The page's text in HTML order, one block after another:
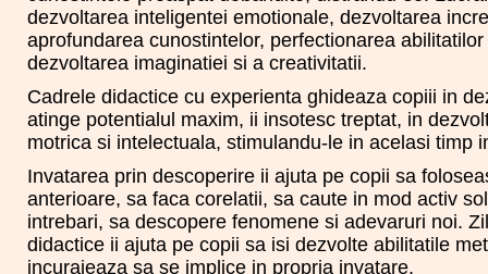
dezvoltarea inteligentei emotionale, dezvoltarea
aprofundarea cunostintelor, perfectionarea
dezvoltarea imaginatiei si a creativitatii.
Cadrele didactice cu experienta ghideaza copiii in
atinge potentialul maxim, ii insotesc treptat, in
motrica si intelectuala, stimulandu-le in acelasi timp
Invatarea prin descoperire ii ajuta pe copii sa
anterioare, sa faca corelatii, sa caute in mod activ
intrebari, sa descopere fenomene si adevaruri noi.
didactice ii ajuta pe copii sa isi dezvolte abilitatile
incurajeaza sa se implice in propria invatare.